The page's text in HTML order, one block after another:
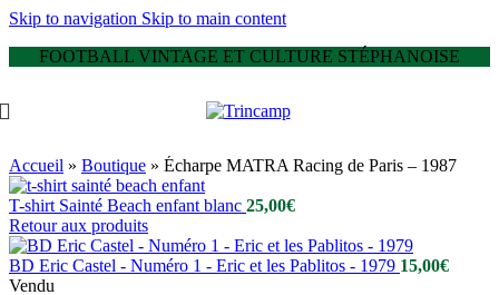
Skip to navigation Skip to main content
FOOTBALL VINTAGE ET CULTURE STÉPHANOISE
Accueil » Boutique » Écharpe MATRA Racing de Paris – 1987
T-shirt Sainté Beach enfant blanc 25,00€
Retour aux produits
BD Eric Castel - Numéro 1 - Eric et les Pablitos - 1979 15,00€
Vendu